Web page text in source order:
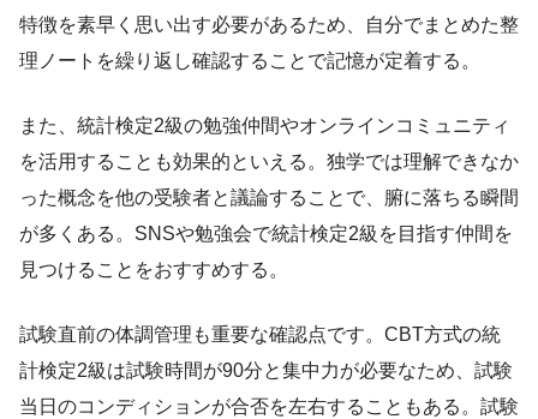
特徴を素早く思い出す必要があるため、自分でまとめた整
理ノートを繰り返し確認することで記憶が定着する。
また、統計検定2級の勉強仲間やオンラインコミュニティ
を活用することも効果的といえる。独学では理解できなか
った概念を他の受験者と議論することで、腑に落ちる瞬間
が多くある。SNSや勉強会で統計検定2級を目指す仲間を
見つけることをおすすめする。
試験直前の体調管理も重要な確認点です。CBT方式の統
計検定2級は試験時間が90分と集中力が必要なため、試験
当日のコンディションが合否を左右することもある。試験